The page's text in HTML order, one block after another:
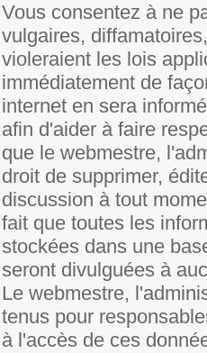
Vous consentez à ne
vulgaires,
violeraient les lois
immédiatement de
internet en sera
afin d'aider à faire
que le webmestre,
droit de supprimer,
discussion à tout
fait que toutes les
stockées dans une
seront divulguées à
Le webmestre,
tenus pour
à l'accès de ces